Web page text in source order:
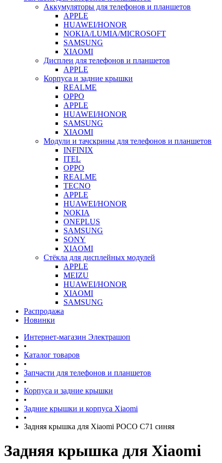
Аккумуляторы для телефонов и планшетов
APPLE
HUAWEI/HONOR
NOKIA/LUMIA/MICROSOFT
SAMSUNG
XIAOMI
Дисплеи для телефонов и планшетов
APPLE
Корпуса и задние крышки
REALME
OPPO
APPLE
HUAWEI/HONOR
SAMSUNG
XIAOMI
Модули и тачскрины для телефонов и планшетов
INFINIX
ITEL
OPPO
REALME
TECNO
APPLE
HUAWEI/HONOR
NOKIA
ONEPLUS
SAMSUNG
SONY
XIAOMI
Стёкла для дисплейных модулей
APPLE
MEIZU
HUAWEI/HONOR
XIAOMI
SAMSUNG
Распродажа
Новинки
Интернет-магазин Электрашоп
•
Каталог товаров
•
Запчасти для телефонов и планшетов
•
Корпуса и задние крышки
•
Задние крышки и корпуса Xiaomi
•
Задняя крышка для Xiaomi POCO C71 синяя
Задняя крышка для Xiaomi